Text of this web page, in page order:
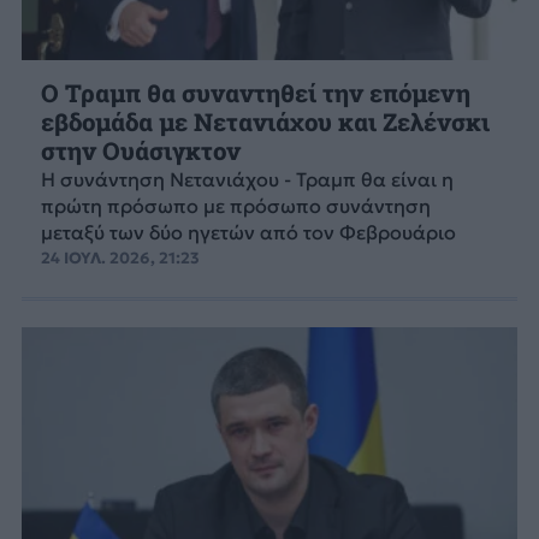
Ο Τραμπ θα συναντηθεί την επόμενη
εβδομάδα με Νετανιάχου και Ζελένσκι
στην Ουάσιγκτον
Η συνάντηση Νετανιάχου - Τραμπ θα είναι η
πρώτη πρόσωπο με πρόσωπο συνάντηση
μεταξύ των δύο ηγετών από τον Φεβρουάριο
24 ΙΟΥΛ. 2026, 21:23